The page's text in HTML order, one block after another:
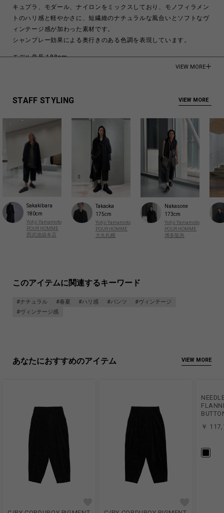
キュプラ、モダール、ナイロンをミックスしており、モノフィラメン
トのハリ感と軽やかさに、短繊維のナチュラルな風合いとソフトなヴ
ィンテージ感が加わった素材です。
シャンブレー効果による奥行きのある色調を表現しています。
モデル身長:188cm
22% Cupro
商品についてよくあるお問い合わせはこちら
VIEW MORE
STAFF STYLING VIEW MORE
Sakakibara
180cm
Yohji Yamamoto
POUR HOMME
西武池袋本店
Takaoka
175cm
Yohji Yamamoto
POUR HOMME
大丸札幌
Nakasone
173cm
Yohji Yamamoto
POUR HOMME
博多阪急
このアイテムに関連するキーワード
#ナチュラル #春夏 #ハリ感 #パンツ
#ヴィンテージ
#ヴィンテージ感
あなたにおすすめのアイテム VIEW MORE
￥